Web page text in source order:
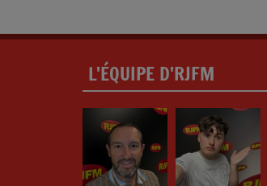
L'ÉQUIPE D'RJFM